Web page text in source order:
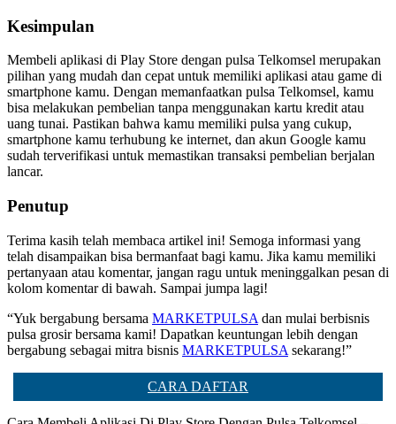
Kesimpulan
Membeli aplikasi di Play Store dengan pulsa Telkomsel merupakan
pilihan yang mudah dan cepat untuk memiliki aplikasi atau game di
smartphone kamu. Dengan memanfaatkan pulsa Telkomsel, kamu
bisa melakukan pembelian tanpa menggunakan kartu kredit atau
uang tunai. Pastikan bahwa kamu memiliki pulsa yang cukup,
smartphone kamu terhubung ke internet, dan akun Google kamu
sudah terverifikasi untuk memastikan transaksi pembelian berjalan
lancar.
Penutup
Terima kasih telah membaca artikel ini! Semoga informasi yang
telah disampaikan bisa bermanfaat bagi kamu. Jika kamu memiliki
pertanyaan atau komentar, jangan ragu untuk meninggalkan pesan di
kolom komentar di bawah. Sampai jumpa lagi!
“Yuk bergabung bersama MARKETPULSA dan mulai berbisnis
pulsa grosir bersama kami! Dapatkan keuntungan lebih dengan
bergabung sebagai mitra bisnis MARKETPULSA sekarang!”
CARA DAFTAR